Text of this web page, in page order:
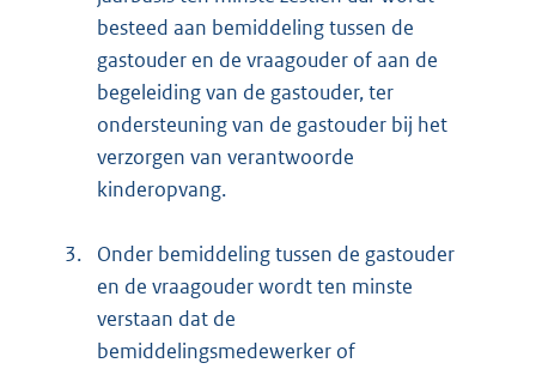
besteed aan bemiddeling tussen de
gastouder en de vraagouder of aan de
begeleiding van de gastouder, ter
ondersteuning van de gastouder bij het
verzorgen van verantwoorde
kinderopvang.
3.
Onder bemiddeling tussen de gastouder
en de vraagouder wordt ten minste
verstaan dat de
bemiddelingsmedewerker of